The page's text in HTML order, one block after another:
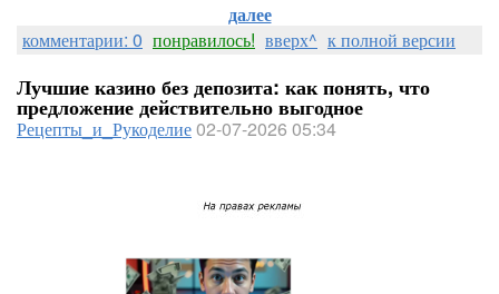
далее
комментарии: 0 понравилось! вверх^ к полной версии
Лучшие казино без депозита: как понять, что
предложение действительно выгодное
Рецепты_и_Рукоделие02-07-2026 05:34